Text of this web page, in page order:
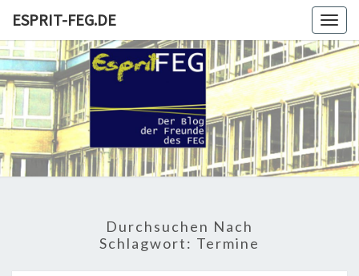
content
ESPRIT-FEG.DE
ESPRIT-
FEG.DE
Der Blog
Der
Freunde
Und
Förderer
Durchsuchen Nach
Schlagwort: Termine